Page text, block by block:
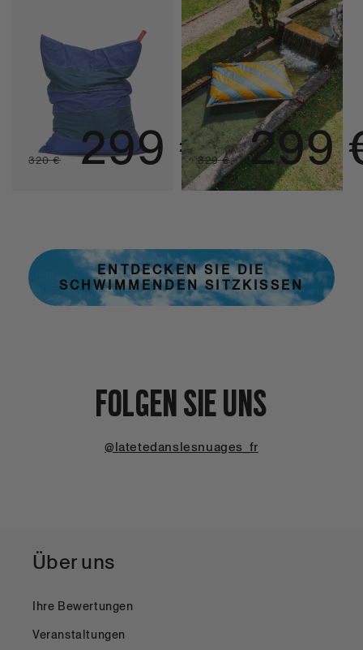
BRUCE
Normalpreis
320 € Aktionspreis
299 €329 € 299
ENTDECKEN SIE DIE
SCHWIMMENDEN SITZKISSEN
FOLGEN SIE UNS
@latetedanslesnuages_fr
Über uns
Ihre Bewertungen
Veranstaltungen